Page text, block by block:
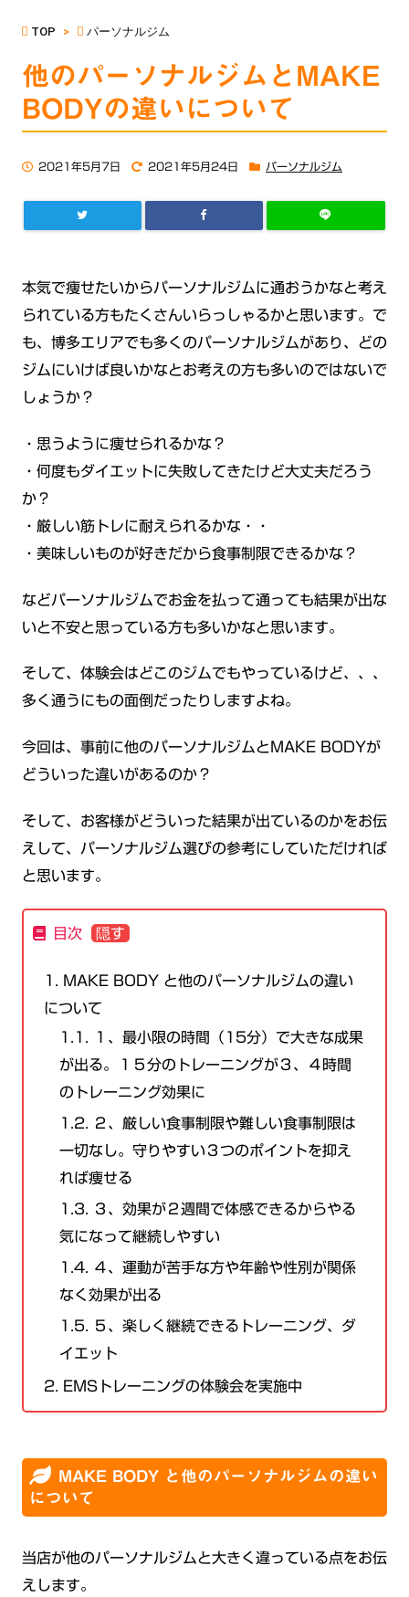
TOP > パーソナルジム
他のパーソナルジムとMAKE
BODYの違いについて
2021年5月7日 2021年5月24日 パーソナルジム
本気で痩せたいからパーソナルジムに通おうかなと考え
られている方もたくさんいらっしゃるかと思います。で
も、博多エリアでも多くのパーソナルジムがあり、どの
ジムにいけば良いかなとお考えの方も多いのではないで
しょうか？
・思うように痩せられるかな？
・何度もダイエットに失敗してきたけど大丈夫だろう
か？
・厳しい筋トレに耐えられるかな・・
・美味しいものが好きだから食事制限できるかな？
などパーソナルジムでお金を払って通っても結果が出な
いと不安と思っている方も多いかなと思います。
そして、体験会はどこのジムでもやっているけど、、、
多く通うにもの面倒だったりしますよね。
今回は、事前に他のパーソナルジムとMAKE BODYが
どういった違いがあるのか？
そして、お客様がどういった結果が出ているのかをお伝
えして、パーソナルジム選びの参考にしていただければ
と思います。
目次
1.
MAKE BODY と他のパーソナルジムの違い
について
1.1.
１、最小限の時間（15分）で大きな成果
が出る。１５分のトレーニングが３、４時間
のトレーニング効果に
1.2.
２、厳しい食事制限や難しい食事制限は
一切なし。守りやすい３つのポイントを抑え
れば痩せる
1.3.
３、効果が２週間で体感できるからやる
気になって継続しやすい
1.4.
４、運動が苦手な方や年齢や性別が関係
なく効果が出る
1.5.
５、楽しく継続できるトレーニング、ダ
イエット
2. EMSトレーニングの体験会を実施中
MAKE BODY と他のパーソナルジムの違い
について
当店が他のパーソナルジムと大きく違っている点をお伝
えします。